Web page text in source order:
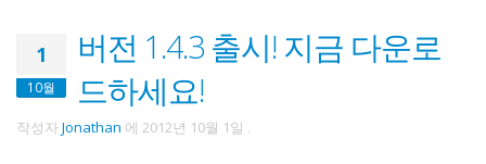
1
10월
버전 1.4.3 출시! 지금 다운로
드하세요!
작성자Jonathan 에 2012년 10월 1일 .